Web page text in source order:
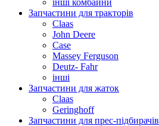
інші комбайни
Запчастини для тракторів
Claas
John Deere
Case
Massey Ferguson
Deutz- Fahr
інші
Запчастини для жаток
Claas
Geringhoff
Запчастини для прес-підбирачів